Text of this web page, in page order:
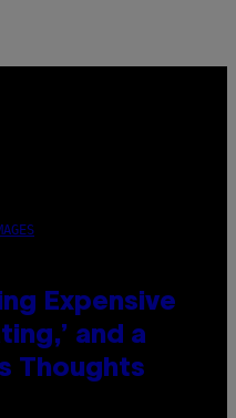
Expensive
and a
Thoughts